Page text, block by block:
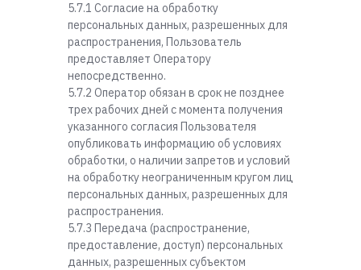
5.7.1 Согласие на обработку
персональных данных, разрешенных для
распространения, Пользователь
предоставляет Оператору
непосредственно.
5.7.2 Оператор обязан в срок не позднее
трех рабочих дней с момента получения
указанного согласия Пользователя
опубликовать информацию об условиях
обработки, о наличии запретов и условий
на обработку неограниченным кругом лиц
персональных данных, разрешенных для
распространения.
5.7.3 Передача (распространение,
предоставление, доступ) персональных
данных, разрешенных субъектом